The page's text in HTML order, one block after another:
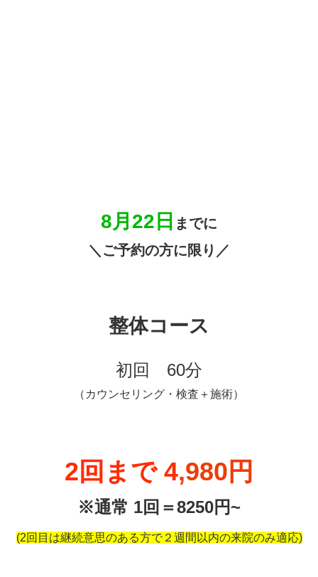
8月22 日 までに
＼ご予約の方に限り／
整体コース
初回 60分
（カウンセリング・検査＋施術）
2回まで 4,980円
※通常 1回＝8250円~
(2回目は継続意思のある方で２週間以内の来院のみ適応)